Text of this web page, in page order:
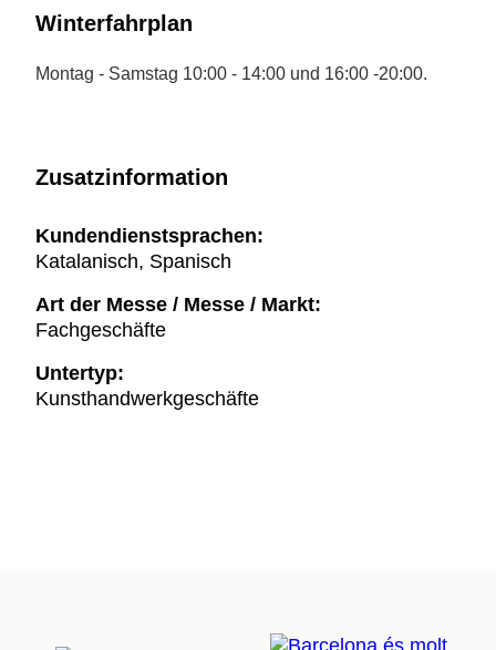
Winterfahrplan
Montag - Samstag 10:00 - 14:00 und 16:00 -20:00.
Zusatzinformation
Kundendienstsprachen:
Katalanisch, Spanisch
Art der Messe / Messe / Markt:
Fachgeschäfte
Untertyp:
Kunsthandwerkgeschäfte